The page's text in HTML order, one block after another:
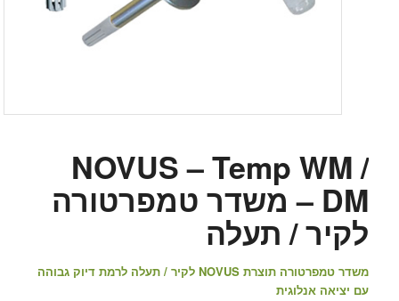
NOVUS – Temp WM /
DM – משדר טמפרטורה
לקיר / תעלה
משדר טמפרטורה תוצרת NOVUS לקיר / תעלה לרמת דיוק גבוהה
עם יציאה אנלוגית